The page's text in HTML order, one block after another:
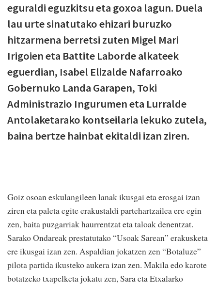
eguraldi eguzkitsu eta goxoa lagun. Duela
lau urte sinatutako ehizari buruzko
hitzarmena berretsi zuten Migel Mari
Irigoien eta Battite Laborde alkateek
eguerdian, Isabel Elizalde Nafarroako
Gobernuko Landa Garapen, Toki
Administrazio Ingurumen eta Lurralde
Antolaketarako kontseilaria lekuko zutela,
baina bertze hainbat ekitaldi izan ziren.
Goiz osoan eskulangileen lanak ikusgai eta erosgai izan
ziren eta paleta egite erakustaldi partehartzailea ere egin
zen, baita puzgarriak haurrentzat eta taloak denentzat.
Sarako Ondareak prestatutako “Usoak Sarean” erakusketa
ere ikusgai izan zen. Aspaldian jokatzen zen “Botaluze”
pilota partida ikusteko aukera izan zen. Makila edo karote
botatzeko txapelketa jokatu zen, Sara eta Etxalarko